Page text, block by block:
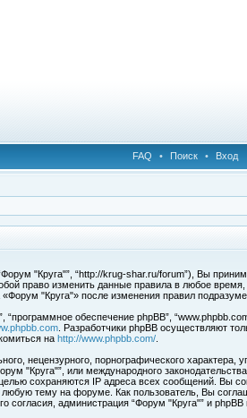
FAQ • Поиск • Вход
"Круга"”, “http://krug-shar.ru/forum”), Вы
право изменить данные правила в любое
"Круга"» после изменения правил
обеспечение phpBB”,
. Разработчики phpBB осуществляют
на http://www.phpbb.com/
нецензурного, порнографического
"Круга"”, или международного
сохраняются IP адреса всех сообщений. Вы
тему на форуме. Как пользователь, Вы
администрация “Форум "Круга"” и phpBB